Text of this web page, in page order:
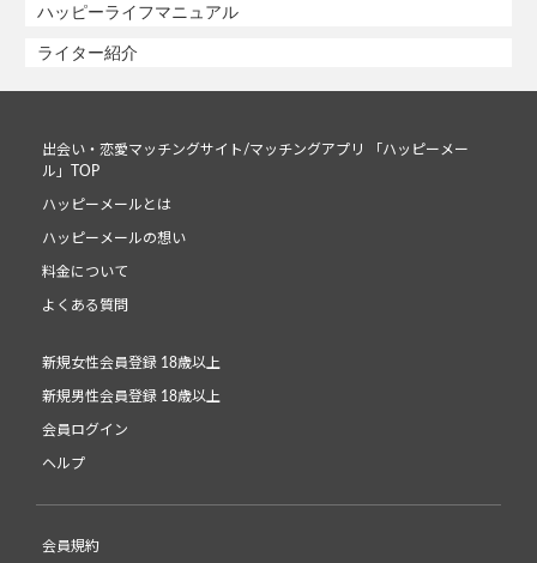
ハッピーライフマニュアル
ライター紹介
出会い・恋愛マッチングサイト/マッチングアプリ 「ハッピーメー
ル」TOP
ハッピーメールとは
ハッピーメールの想い
料金について
よくある質問
新規女性会員登録 18歳以上
新規男性会員登録 18歳以上
会員ログイン
ヘルプ
会員規約